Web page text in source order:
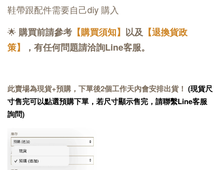
鞋帶跟配件需要自己diy 購入
🌟 購買前請參考 【購買須知】 以及 【退換貨政
策】
，有任何問題請洽詢Line客服。
此賣場為現貨+預購，下單後2個工作天內會安排出貨！ (現貨尺
寸售完可以點選預購下單，若尺寸顯示售完，請聯繫Line客服
詢問)